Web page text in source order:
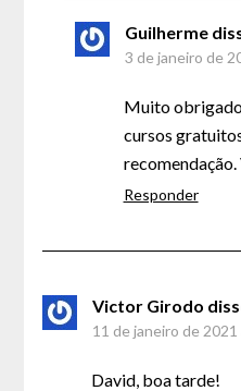
Guilherme
3 de janeiro de
Muito
cursos
recomendação.
Responder
Victor Girodo
11 de janeiro de 2021
David, boa tarde!